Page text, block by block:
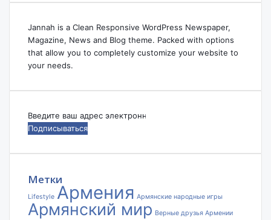
Jannah is a Clean Responsive WordPress Newspaper,
Magazine, News and Blog theme. Packed with options
that allow you to completely customize your website to
your needs.
Введите
ваш
электронной
Метки
Lifestyle Армения Армянские народные игры
Армянский мир Верные друзья Армении